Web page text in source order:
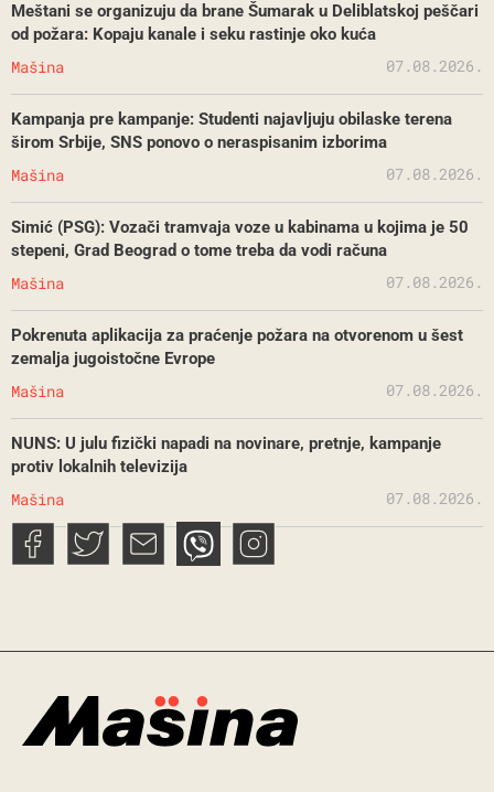
Meštani se organizuju da brane Šumarak u Deliblatskoj peščari
od požara: Kopaju kanale i seku rastinje oko kuća
Mašina 07.08.2026.
Kampanja pre kampanje: Studenti najavljuju obilaske terena
širom Srbije, SNS ponovo o neraspisanim izborima
Mašina 07.08.2026.
Simić (PSG): Vozači tramvaja voze u kabinama u kojima je 50
stepeni, Grad Beograd o tome treba da vodi računa
Mašina 07.08.2026.
Pokrenuta aplikacija za praćenje požara na otvorenom u šest
zemalja jugoistočne Evrope
Mašina 07.08.2026.
NUNS: U julu fizički napadi na novinare, pretnje, kampanje
protiv lokalnih televizija
Mašina 07.08.2026.